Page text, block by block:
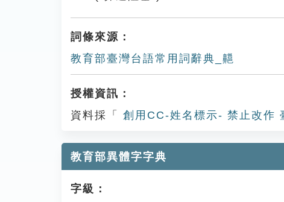
詞條來源：
教育部臺灣台語常用詞辭典_齆
授權資訊：
資料採「
創用CC-姓名標示- 禁止改作
教育部異體字字典
字級：